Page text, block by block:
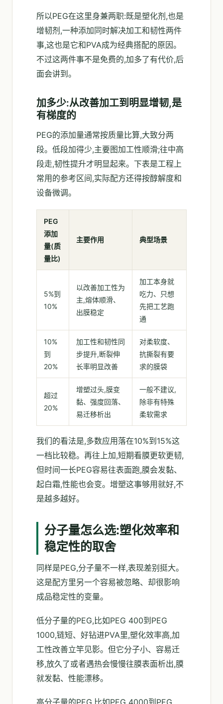
所以PEG在这里身兼两职:既是塑化剂,也是
增韧剂,一种添加同时解决加工和韧性两件
事,这也是它和PVA成为经典搭配的原因。
不过这两件事不是免费的,加多了有代价,后
面会讲到。
加多少:从改善加工到明显增韧,是
有梯度的
PEG的添加量通常按质量比算,大致分两
段。低段加得少,主要图加工性顺滑;往中高
段走,韧性提升才明显起来。下表是工程上
常用的参考区间,实际配方还得按醇解度和
设备微调。
PEG
添加
量(质
量比)
主要作用 典型场景
5%到
10%
以改善加工性为
主,熔体顺滑、
出膜稳定
加工本身就
吃力、只想
先把工艺跑
通
10%
到
20%
加工性和韧性同
步提升,断裂伸
长率明显改善
对柔软度、
抗撕裂有要
求的膜袋
超过
20%
增塑过头,膜变
黏、强度回落、
易迁移析出
一般不建议,
除非有特殊
柔软需求
我们的看法是,多数应用落在10%到15%这
一档比较稳。再往上加,短期看膜更软更韧,
但时间一长PEG容易往表面跑,膜会发黏、
起白霜,性能也会变。增塑这事够用就好,不
是越多越好。
分子量怎么选:塑化效率和
稳定性的取舍
同样是PEG,分子量不一样,表现差别挺大。
这是配方里另一个容易被忽略、却很影响
成品稳定性的变量。
低分子量的PEG,比如PEG 400到PEG
1000,链短、好钻进PVA里,塑化效率高,加
工性改善立竿见影。但它分子小、容易迁
移,放久了或者遇热会慢慢往膜表面析出,膜
就发黏、性能漂移。